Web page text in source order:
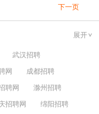
下一页
展开
武汉招聘
网
成都招聘
聘网
滁州招聘
招聘网
绵阳招聘